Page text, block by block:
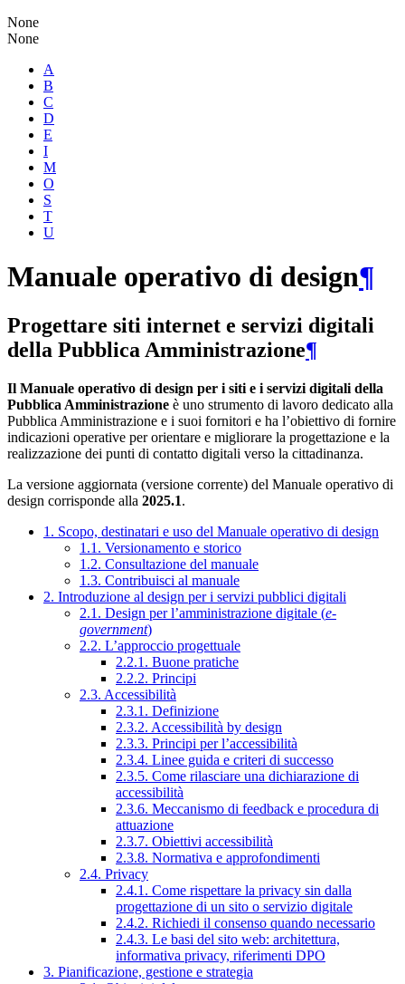
None
None
A
B
C
D
E
I
M
O
S
T
U
Manuale operativo di design¶
Progettare siti internet e servizi digitali
della Pubblica Amministrazione¶
Il Manuale operativo di design per i siti e i servizi digitali della
Pubblica Amministrazione è uno strumento di lavoro dedicato alla
Pubblica Amministrazione e i suoi fornitori e ha l’obiettivo di fornire
indicazioni operative per orientare e migliorare la progettazione e la
realizzazione dei punti di contatto digitali verso la cittadinanza.
La versione aggiornata (versione corrente) del Manuale operativo di
design corrisponde alla 2025.1.
1. Scopo, destinatari e uso del Manuale operativo di design
1.1. Versionamento e storico
1.2. Consultazione del manuale
1.3. Contribuisci al manuale
2. Introduzione al design per i servizi pubblici digitali
2.1. Design per l’amministrazione digitale (e-
government)
2.2. L’approccio progettuale
2.2.1. Buone pratiche
2.2.2. Principi
2.3. Accessibilità
2.3.1. Definizione
2.3.2. Accessibilità by design
2.3.3. Principi per l’accessibilità
2.3.4. Linee guida e criteri di successo
2.3.5. Come rilasciare una dichiarazione di
accessibilità
2.3.6. Meccanismo di feedback e procedura di
attuazione
2.3.7. Obiettivi accessibilità
2.3.8. Normativa e approfondimenti
2.4. Privacy
2.4.1. Come rispettare la privacy sin dalla
progettazione di un sito o servizio digitale
2.4.2. Richiedi il consenso quando necessario
2.4.3. Le basi del sito web: architettura,
informativa privacy, riferimenti DPO
3. Pianificazione, gestione e strategia